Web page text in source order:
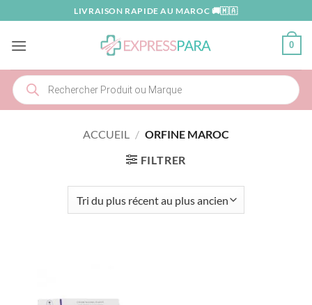
au
contenu
LIVRAISON RAPIDE AU MAROC 🚚🇲🇦
0
Recherche
de
produits
ACCUEIL / ORFINE MAROC
FILTRER